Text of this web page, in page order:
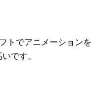
トでアニメーションを
です。